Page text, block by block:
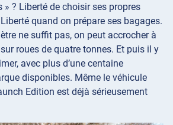
» ? Liberté de choisir ses propres
quand on prépare ses bagages.
ne suffit pas, on peut accrocher à
roues de quatre tonnes. Et puis il y
avec plus d’une centaine
disponibles. Même le véhicule
Edition est déjà sérieusement